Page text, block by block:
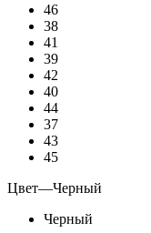
46
38
41
39
42
40
44
37
43
45
Цвет—Черный
Черный